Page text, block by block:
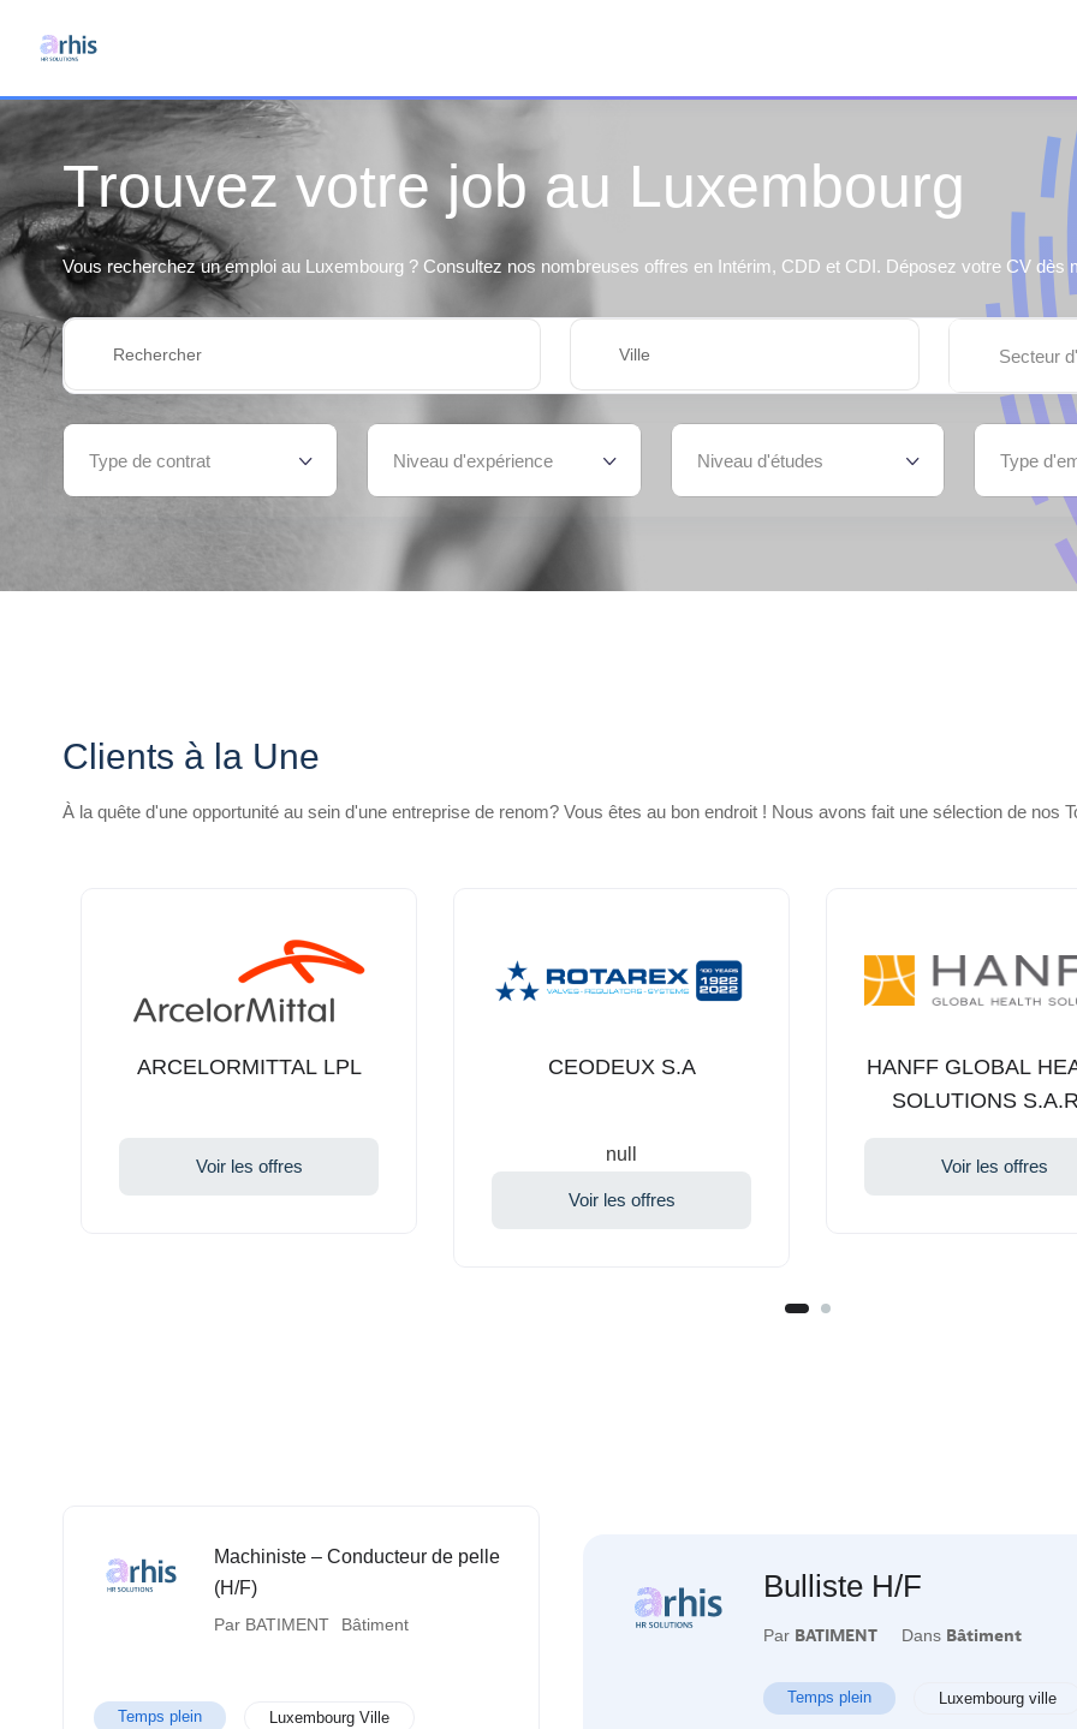
Trouvez votre job au Luxembourg
Vous recherchez un emploi au Luxembourg ? Consultez nos nombreuses offres en Intérim, CDD et CDI. Déposez votre CV dès
Secteur
Type de contrat Niveau d'expérience Niveau d'études Type
Clients à la Une
À la quête d'une opportunité au sein d'une entreprise de renom? Vous êtes au bon endroit ! Nous avons fait une sélection de nos
ARCELORMITTAL LPL
Voir les offres
CEODEUX S.A
null
Voir les offres
HANFF GLOBAL
SOLUTIONS
Voir les offres
Machiniste – Conducteur de pelle
(H/F)
Par BATIMENT Bâtiment
Temps plein Luxembourg Ville
Bulliste H/F
Par BATIMENT Dans Bâtiment
Temps plein Luxembourg ville